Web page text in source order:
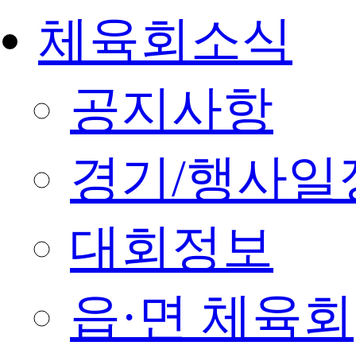
체육회소식
공지사항
경기/행사일
대회정보
읍·면 체육회